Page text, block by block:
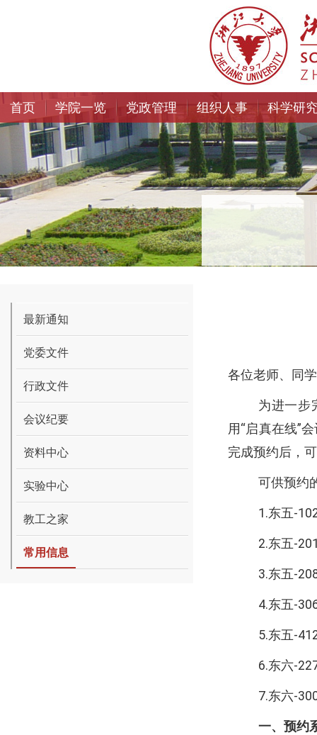
首页 学院一览 党政管理 组织人事 科学研
最新通知
党委文件
行政文件
会议纪要
资料中心
实验中心
教工之家
常用信息
各位老师、同
为进一步
用“启真在线”
完成预约后，
可供预约
1.东五-
2.东五-
3.东五-
4.东五-
5.东五-
6.东六-
7.东六-
一、预约